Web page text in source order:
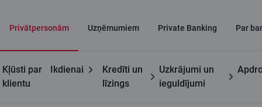
Privātpersonām Uzņēmumiem Private Banking Par
Kļūsti par
klientu
Ikdienai
Kredīti un
līzings
Uzkrājumi un
ieguldījumi
Citadeles blogs Atlasītie tēmas raksti